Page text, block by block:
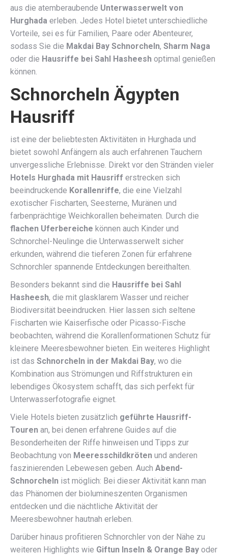
aus die atemberaubende Unterwasserwelt von
Hurghada erleben. Jedes Hotel bietet unterschiedliche
Vorteile, sei es für Familien, Paare oder Abenteurer,
sodass Sie die Makdai Bay Schnorcheln, Sharm Naga
oder die Hausriffe bei Sahl Hasheesh optimal genießen
können.
Schnorcheln Ägypten
Hausriff
ist eine der beliebtesten Aktivitäten in Hurghada und
bietet sowohl Anfängern als auch erfahrenen Tauchern
unvergessliche Erlebnisse. Direkt vor den Stränden vieler
Hotels Hurghada mit Hausriff erstrecken sich
beeindruckende Korallenriffe, die eine Vielzahl
exotischer Fischarten, Seesterne, Muränen und
farbenprächtige Weichkorallen beheimaten. Durch die
flachen Uferbereiche können auch Kinder und
Schnorchel-Neulinge die Unterwasserwelt sicher
erkunden, während die tieferen Zonen für erfahrene
Schnorchler spannende Entdeckungen bereithalten.
Besonders bekannt sind die Hausriffe bei Sahl
Hasheesh, die mit glasklarem Wasser und reicher
Biodiversität beeindrucken. Hier lassen sich seltene
Fischarten wie Kaiserfische oder Picasso-Fische
beobachten, während die Korallenformationen Schutz für
kleinere Meeresbewohner bieten. Ein weiteres Highlight
ist das Schnorcheln in der Makdai Bay, wo die
Kombination aus Strömungen und Riffstrukturen ein
lebendiges Ökosystem schafft, das sich perfekt für
Unterwasserfotografie eignet.
Viele Hotels bieten zusätzlich geführte Hausriff-
Touren an, bei denen erfahrene Guides auf die
Besonderheiten der Riffe hinweisen und Tipps zur
Beobachtung von Meeresschildkröten und anderen
faszinierenden Lebewesen geben. Auch Abend-
Schnorcheln ist möglich: Bei dieser Aktivität kann man
das Phänomen der biolumineszenten Organismen
entdecken und die nächtliche Aktivität der
Meeresbewohner hautnah erleben.
Darüber hinaus profitieren Schnorchler von der Nähe zu
weiteren Highlights wie Giftun Inseln & Orange Bay oder